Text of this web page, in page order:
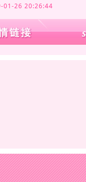
01-26 20:26:44